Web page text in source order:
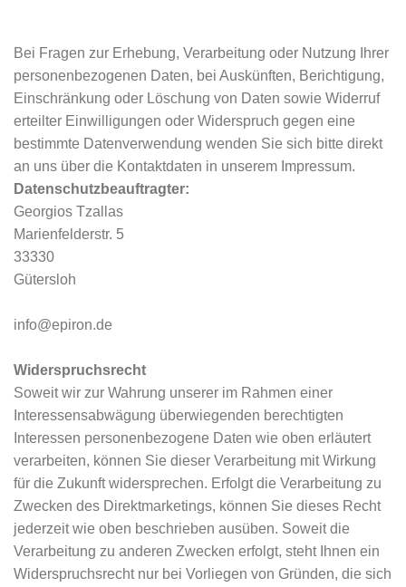
Bei Fragen zur Erhebung, Verarbeitung oder Nutzung Ihrer
personenbezogenen Daten, bei Auskünften, Berichtigung,
Einschränkung oder Löschung von Daten sowie Widerruf
erteilter Einwilligungen oder Widerspruch gegen eine
bestimmte Datenverwendung wenden Sie sich bitte direkt
an uns über die Kontaktdaten in unserem Impressum.
Datenschutzbeauftragter:
Georgios Tzallas
Marienfelderstr. 5
33330
Gütersloh
info@epiron.de
Widerspruchsrecht
Soweit wir zur Wahrung unserer im Rahmen einer
Interessensabwägung überwiegenden berechtigten
Interessen personenbezogene Daten wie oben erläutert
verarbeiten, können Sie dieser Verarbeitung mit Wirkung
für die Zukunft widersprechen. Erfolgt die Verarbeitung zu
Zwecken des Direktmarketings, können Sie dieses Recht
jederzeit wie oben beschrieben ausüben. Soweit die
Verarbeitung zu anderen Zwecken erfolgt, steht Ihnen ein
Widerspruchsrecht nur bei Vorliegen von Gründen, die sich